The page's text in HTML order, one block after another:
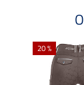
20 %